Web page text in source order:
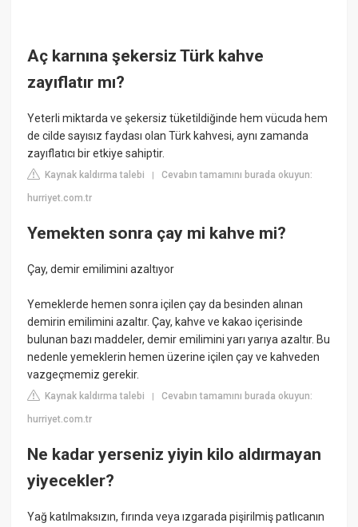
Aç karnına şekersiz Türk kahve
zayıflatır mı?
Yeterli miktarda ve şekersiz tüketildiğinde hem vücuda hem
de cilde sayısız faydası olan Türk kahvesi, aynı zamanda
zayıflatıcı bir etkiye sahiptir.
Kaynak kaldırma talebi |Cevabın tamamını burada okuyun:
hurriyet.com.tr
Yemekten sonra çay mi kahve mi?
Çay, demir emilimini azaltıyor
Yemeklerde hemen sonra içilen çay da besinden alınan
demirin emilimini azaltır. Çay, kahve ve kakao içerisinde
bulunan bazı maddeler, demir emilimini yarı yarıya azaltır. Bu
nedenle yemeklerin hemen üzerine içilen çay ve kahveden
vazgeçmemiz gerekir.
Kaynak kaldırma talebi |Cevabın tamamını burada okuyun:
hurriyet.com.tr
Ne kadar yerseniz yiyin kilo aldırmayan
yiyecekler?
Yağ katılmaksızın, fırında veya ızgarada pişirilmiş patlıcanın